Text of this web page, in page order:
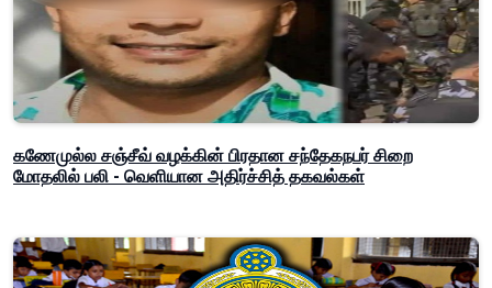
கணேமுல்ல சஞ்சீவ் வழக்கின் பிரதான சந்தேகநபர் சிறை
மோதலில் பலி - வெளியான அதிர்ச்சித் தகவல்கள்